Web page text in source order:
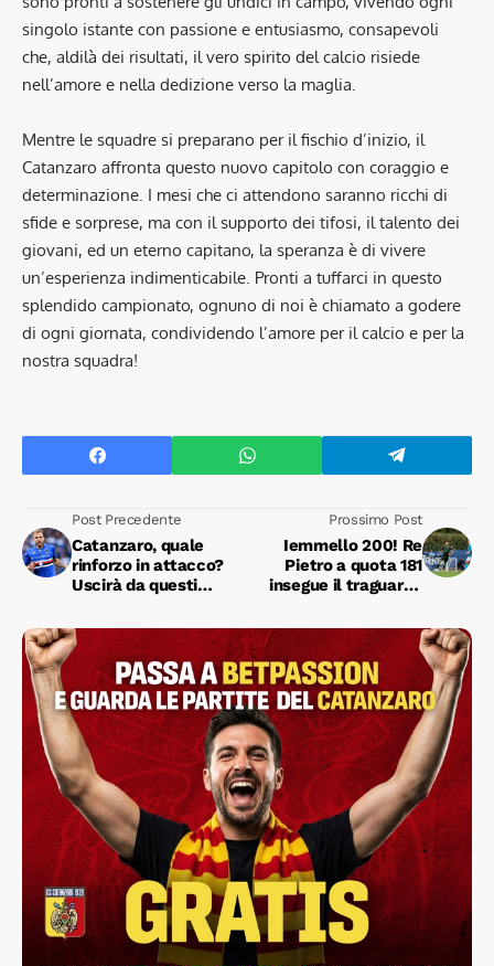
singolo istante con passione e entusiasmo, consapevoli
che, aldilà dei risultati, il vero spirito del calcio risiede
nell’amore e nella dedizione verso la maglia.
Mentre le squadre si preparano per il fischio d’inizio, il
Catanzaro affronta questo nuovo capitolo con coraggio e
determinazione. I mesi che ci attendono saranno ricchi di
sfide e sorprese, ma con il supporto dei tifosi, il talento dei
giovani, ed un eterno capitano, la speranza è di vivere
un’esperienza indimenticabile. Pronti a tuffarci in questo
splendido campionato, ognuno di noi è chiamato a godere
di ogni giornata, condividendo l’amore per il calcio e per la
nostra squadra!
Post Precedente
Catanzaro, quale
rinforzo in attacco?
Uscirà da questi
Prossimo Post
Iemmello 200! Re
Pietro a quota 181
insegue il traguardo